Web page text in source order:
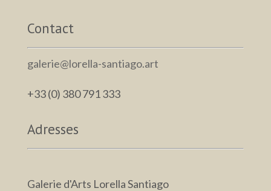
Contact
galerie@lorella-santiago.art
+33 (0) 380 791 333
Adresses
Galerie d'Arts Lorella Santiago